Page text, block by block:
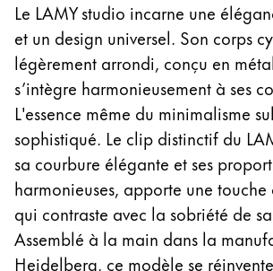
polski
Romania
română
Sweden
svenska
Türkiye
Türkçe
Amérique centrale &
Cette région répertorie les pays
Le LAMY studio incarne une
et un design universel. Son corps
légèrement arrondi, conçu en
s’intègre harmonieusement à ses
L'essence même du minimalisme
sophistiqué. Le clip distinctif du
sa courbure élégante et ses
harmonieuses, apporte une
qui contraste avec la sobriété de
Assemblé à la main dans la
Heidelberg, ce modèle se